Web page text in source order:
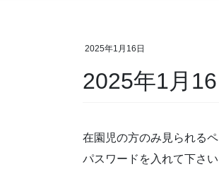
2025年1月16日
2025年1月16
在園児の方のみ見られるペ
パスワードを入れて下さい